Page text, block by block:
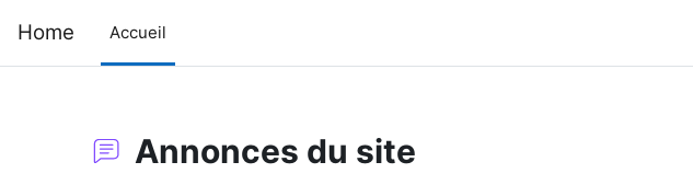
Home Accueil
Annonces du site